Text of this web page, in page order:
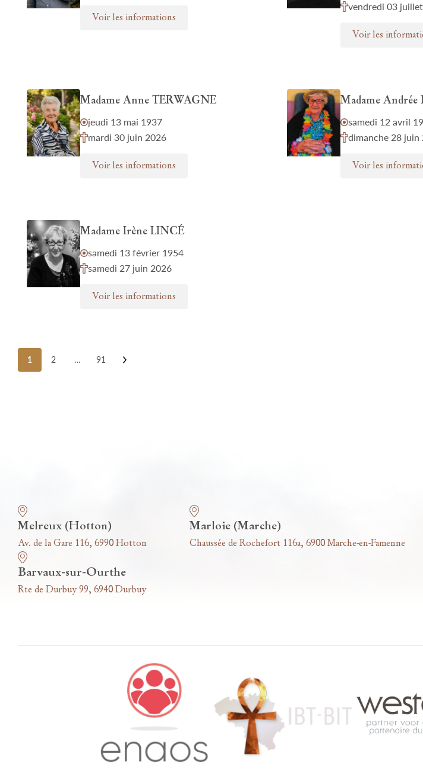
Voir les informations
vendredi 03
Voir les
Madame Anne TERWAGNE
jeudi 13 mai 1937
mardi 30 juin 2026
Voir les informations
Madame
samedi 12 avril
dimanche 28 juin
Voir les
Madame Irène LINCÉ
samedi 13 février 1954
samedi 27 juin 2026
Voir les informations
Posts
pagination
1 2 … 91
Melreux (Hotton)
Av. de la Gare 116, 6990 Hotton
Marloie (Marche)
Chaussée de Rochefort 116a, 6900 Marche-en-Famenne
Barvaux-sur-Ourthe
Rte de Durbuy 99, 6940 Durbuy